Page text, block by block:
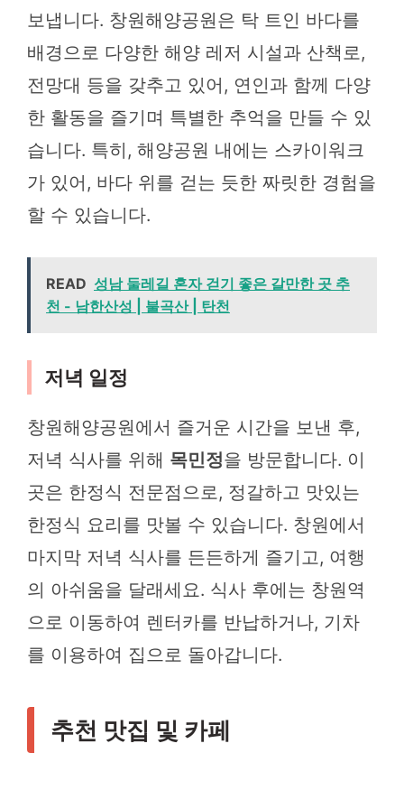
보냅니다. 창원해양공원은 탁 트인 바다를
배경으로 다양한 해양 레저 시설과 산책로,
전망대 등을 갖추고 있어, 연인과 함께 다양
한 활동을 즐기며 특별한 추억을 만들 수 있
습니다. 특히, 해양공원 내에는 스카이워크
가 있어, 바다 위를 걷는 듯한 짜릿한 경험을
할 수 있습니다.
READ 성남 둘레길 혼자 걷기 좋은 갈만한 곳 추
천 - 남한산성 | 불곡산 | 탄천
저녁 일정
창원해양공원에서 즐거운 시간을 보낸 후,
저녁 식사를 위해 목민정을 방문합니다. 이
곳은 한정식 전문점으로, 정갈하고 맛있는
한정식 요리를 맛볼 수 있습니다. 창원에서
마지막 저녁 식사를 든든하게 즐기고, 여행
의 아쉬움을 달래세요. 식사 후에는 창원역
으로 이동하여 렌터카를 반납하거나, 기차
를 이용하여 집으로 돌아갑니다.
추천 맛집 및 카페